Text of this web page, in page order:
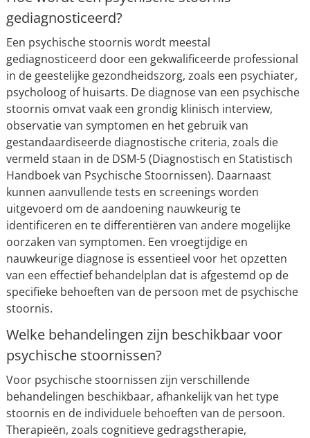
gediagnosticeerd?
Een psychische stoornis wordt meestal
gediagnosticeerd door een gekwalificeerde professional
in de geestelijke gezondheidszorg, zoals een psychiater,
psycholoog of huisarts. De diagnose van een psychische
stoornis omvat vaak een grondig klinisch interview,
observatie van symptomen en het gebruik van
gestandaardiseerde diagnostische criteria, zoals die
vermeld staan in de DSM-5 (Diagnostisch en Statistisch
Handboek van Psychische Stoornissen). Daarnaast
kunnen aanvullende tests en screenings worden
uitgevoerd om de aandoening nauwkeurig te
identificeren en te differentiëren van andere mogelijke
oorzaken van symptomen. Een vroegtijdige en
nauwkeurige diagnose is essentieel voor het opzetten
van een effectief behandelplan dat is afgestemd op de
specifieke behoeften van de persoon met de psychische
stoornis.
Welke behandelingen zijn beschikbaar voor
psychische stoornissen?
Voor psychische stoornissen zijn verschillende
behandelingen beschikbaar, afhankelijk van het type
stoornis en de individuele behoeften van de persoon.
Therapieën, zoals cognitieve gedragstherapie,